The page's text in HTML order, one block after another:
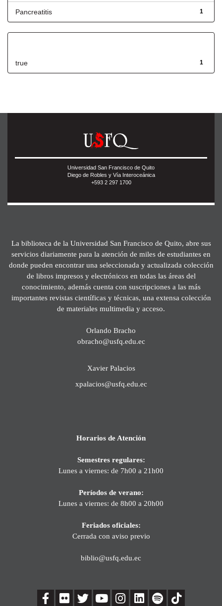
1
Pancreatitis
1
true
Universidad San Francisco de Quito
Diego de Robles y Vía Interoceánica
+593 2 297 1700
La biblioteca de la Universidad San Francisco de Quito, abre sus
servicios diariamente para la atención de miles de estudiantes en
donde pueden encontrar una seleccionada y actualizada colección
de libros impresos y electrónicos en todas las áreas del
conocimiento, además cuenta con suscripciones a las más
importantes revistas científicas y técnicas, una extensa colección
de materiales multimedia y acceso.
Orlando Bracho
obracho@usfq.edu.ec
Xavier Palacios
xpalacios@usfq.edu.ec
Horarios de Atención
Semestres regulares:
Lunes a viernes: de 7h00 a 21h00
Períodos de verano:
Lunes a viernes: de 8h00 a 20h00
Feriados oficiales:
Cerrada con aviso previo
biblio@usfq.edu.ec